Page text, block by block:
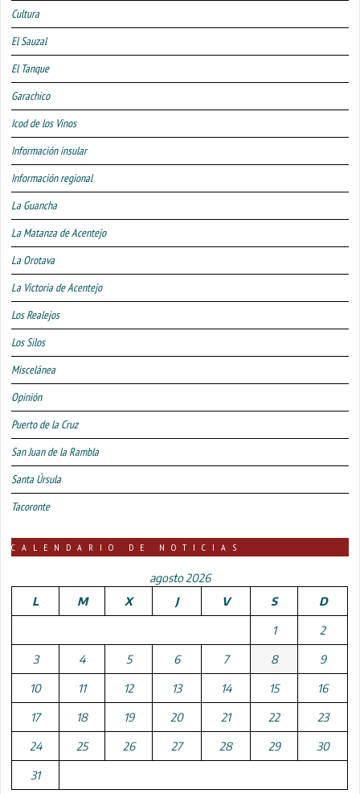
Cultura
El Sauzal
El Tanque
Garachico
Icod de los Vinos
Información insular
Información regional
La Guancha
La Matanza de Acentejo
La Orotava
La Victoria de Acentejo
Los Realejos
Los Silos
Miscelánea
Opinión
Puerto de la Cruz
San Juan de la Rambla
Santa Úrsula
Tacoronte
CALENDARIO DE NOTICIAS
agosto 2026
L
M X J V S D
1 2
3 4 5 6 7 8 9
10 11 12 13 14 15 16
17 18 19 20 21 22 23
24 25 26 27 28 29 30
31